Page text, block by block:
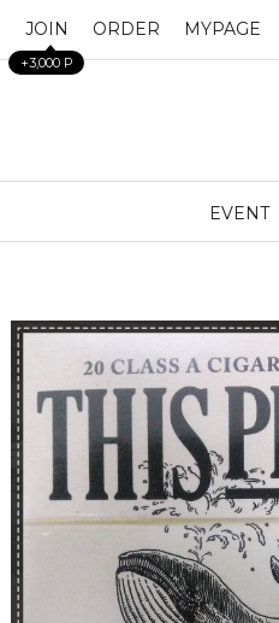
JOIN
+3,000 P
ORDER MYPAGE
EVENT